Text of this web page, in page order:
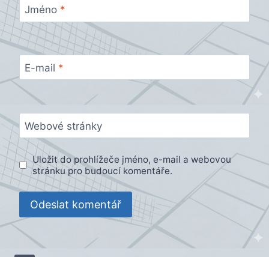
Jméno *
E-mail *
Webové stránky
Uložit do prohlížeče jméno, e-mail a webovou
stránku pro budoucí komentáře.